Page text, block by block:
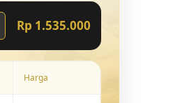
Rp 1.535.000
Harga